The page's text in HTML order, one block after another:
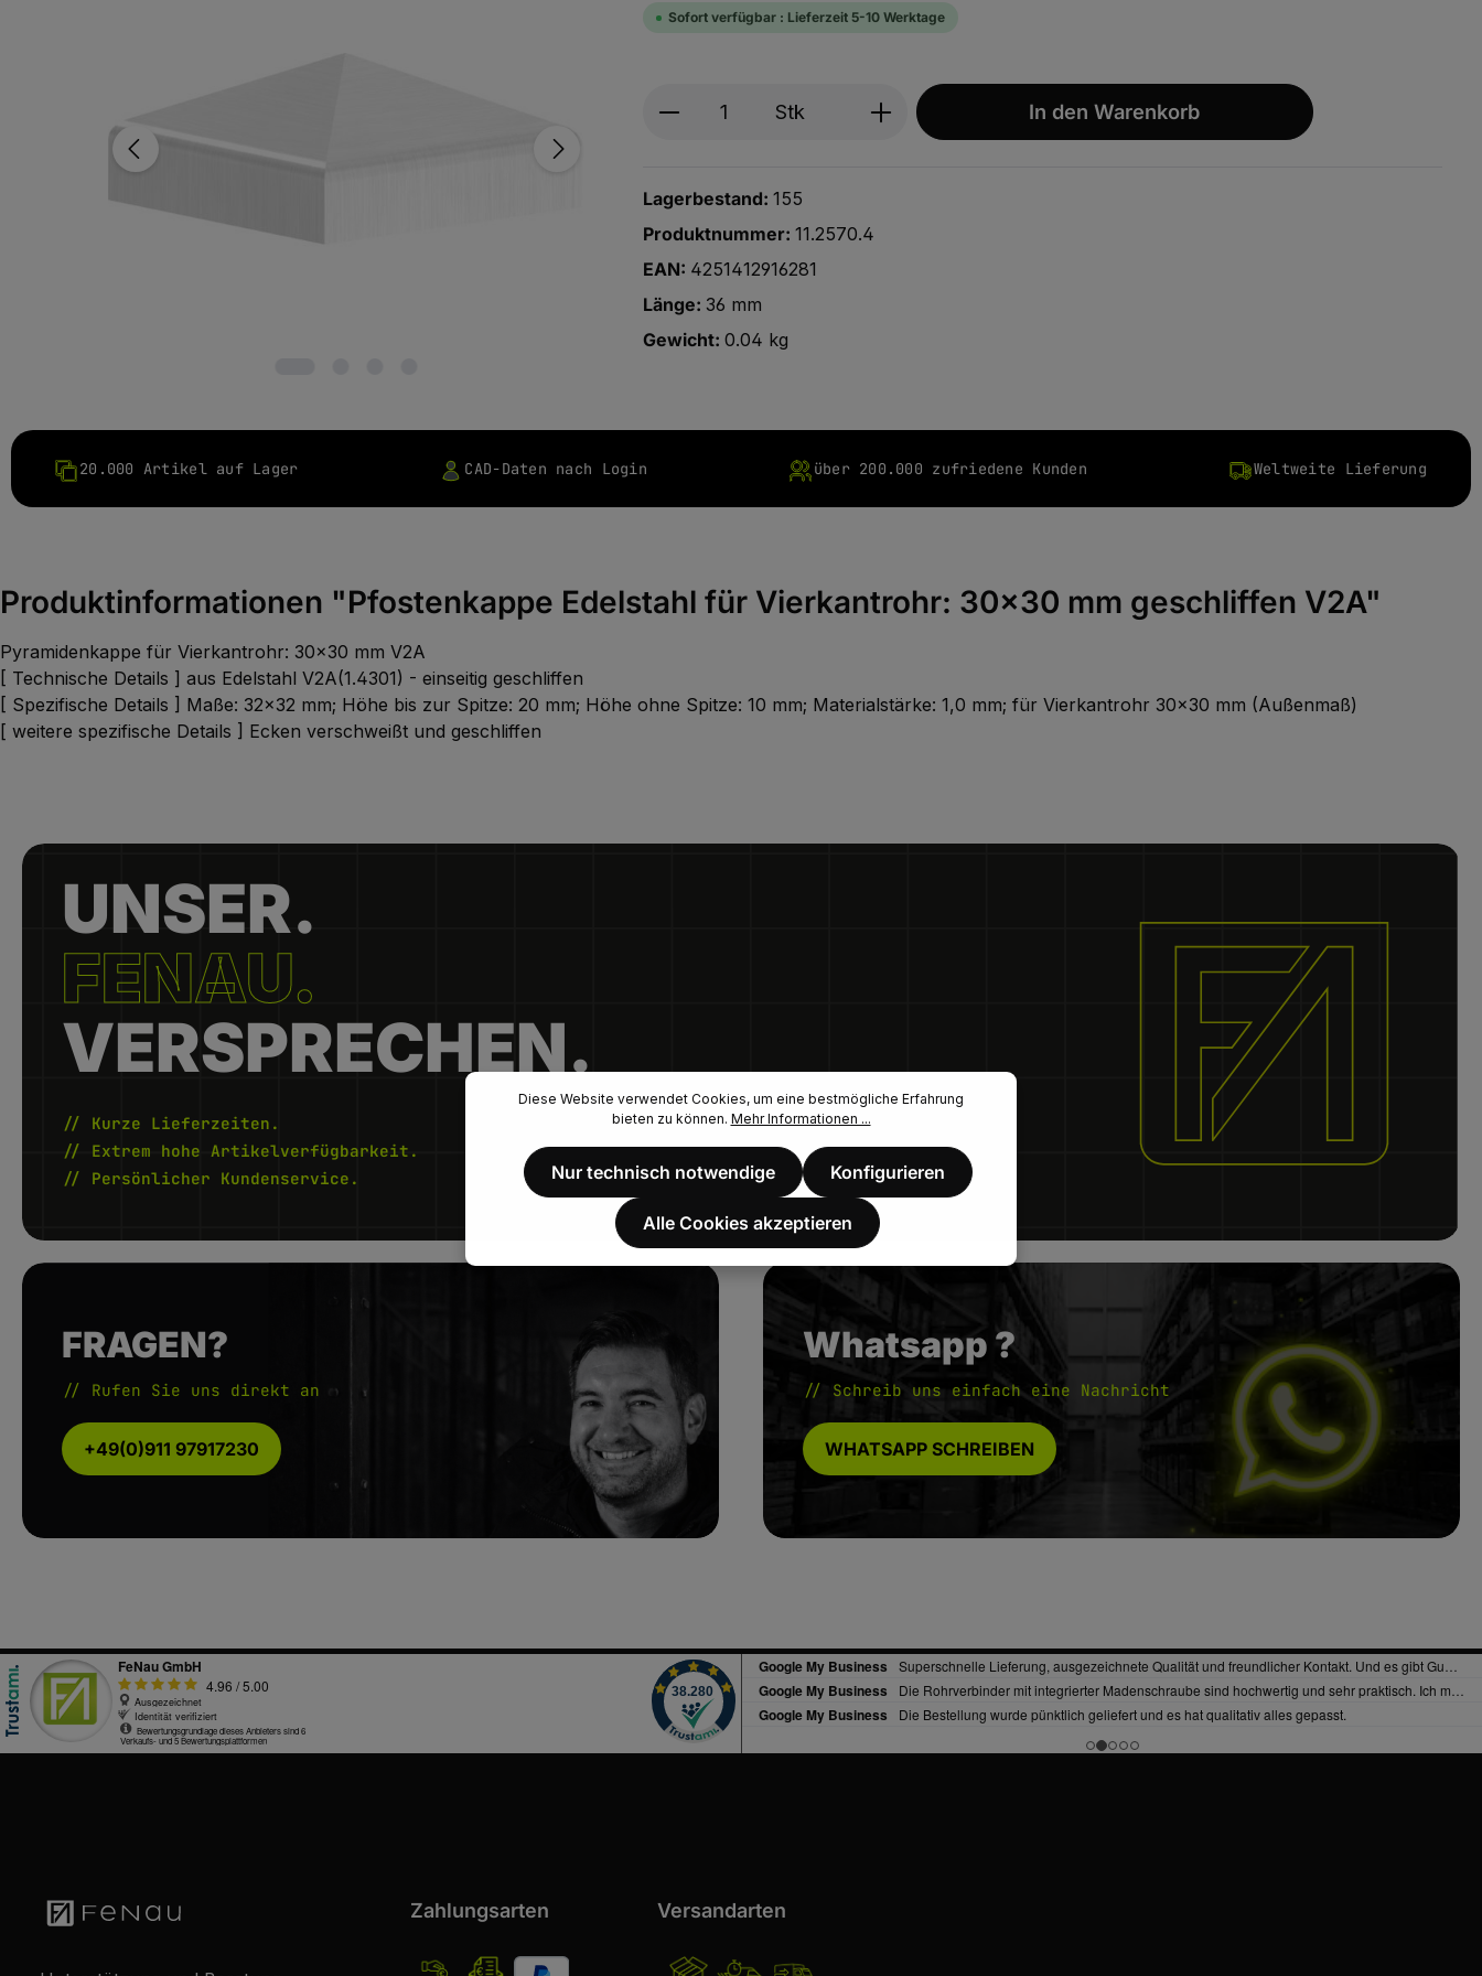
Sofort verfügbar : Lieferzeit 5-10 Werktage
Produkt Anzahl: Gib den gewünschten Wert ein oder benutze
Stk In den Warenkorb
Lagerbestand: 155
Produktnummer: 11.2570.4
EAN: 4251412916281
Länge: 36 mm
Gewicht: 0.04 kg
20.000 Artikel auf Lager CAD-Daten nach Login über 200.000 zufriedene Kunden Weltweite Lieferung
Produktinformationen "Pfostenkappe Edelstahl für Vierkantrohr: 30x30 mm geschliffen V2A"
Pyramidenkappe für Vierkantrohr: 30x30 mm V2A
[ Technische Details ] aus Edelstahl V2A(1.4301) - einseitig geschliffen
[ Spezifische Details ] Maße: 32x32 mm; Höhe bis zur Spitze: 20 mm; Höhe ohne Spitze: 10 mm; Materialstärke: 1,0 mm; für Vierkantrohr 30x30 mm (Außenmaß)
[ weitere spezifische Details ] Ecken verschweißt und geschliffen
UNSER.
FENAU.
VERSPRECHEN.
// Kurze Lieferzeiten.
// Extrem hohe Artikelverfügbarkeit.
// Persönlicher Kundenservice.
FRAGEN?
// Rufen Sie uns direkt an
+49(0)911 97917230
Whatsapp ?
// Schreib uns einfach eine Nachricht
WHATSAPP SCHREIBEN
Zahlungsarten Versandarten
Diese Website verwendet Cookies, um eine bestmögliche Erfahrung
bieten zu können. Mehr Informationen ...
Nur technisch notwendige Konfigurieren
Alle Cookies akzeptieren